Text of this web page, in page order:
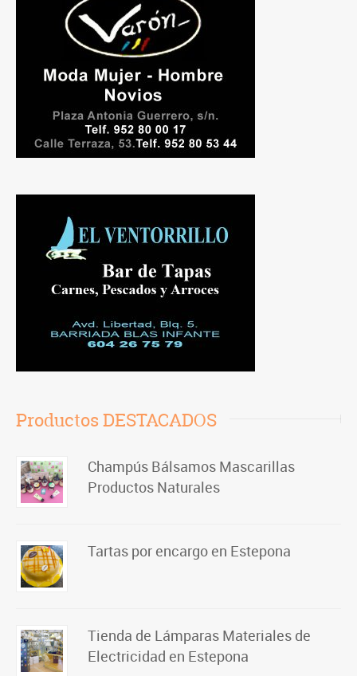
Productos DESTACADOS
Champús Bálsamos Mascarillas
Productos Naturales
Tartas por encargo en Estepona
Tienda de Lámparas Materiales de
Electricidad en Estepona